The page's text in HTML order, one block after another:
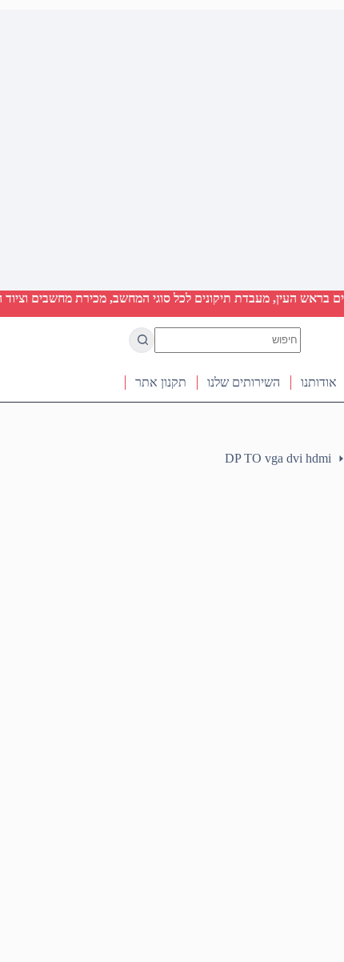
בראש העין, מעבדת תיקונים לכל סוגי המחשב, מכירת מחשבים וציוד
results
אודותנו השירותים שלנו תקנון אתר
DP TO vga dvi hdmi